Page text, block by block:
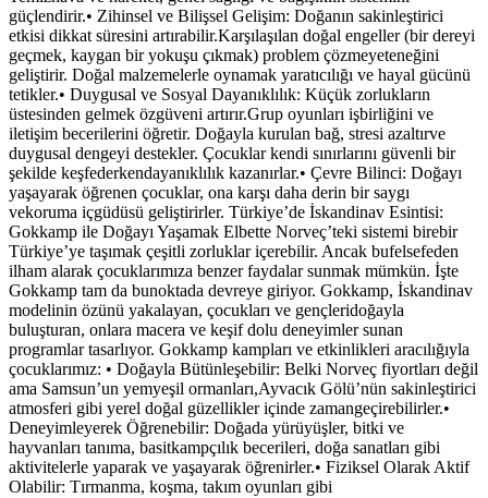
güçlendirir.• Zihinsel ve Bilişsel Gelişim: Doğanın sakinleştirici
etkisi dikkat süresini artırabilir.Karşılaşılan doğal engeller (bir dereyi
geçmek, kaygan bir yokuşu çıkmak) problem çözmeyeteneğini
geliştirir. Doğal malzemelerle oynamak yaratıcılığı ve hayal gücünü
tetikler.• Duygusal ve Sosyal Dayanıklılık: Küçük zorlukların
üstesinden gelmek özgüveni artırır.Grup oyunları işbirliğini ve
iletişim becerilerini öğretir. Doğayla kurulan bağ, stresi azaltırve
duygusal dengeyi destekler. Çocuklar kendi sınırlarını güvenli bir
şekilde keşfederkendayanıklılık kazanırlar.• Çevre Bilinci: Doğayı
yaşayarak öğrenen çocuklar, ona karşı daha derin bir saygı
vekoruma içgüdüsü geliştirirler. Türkiye’de İskandinav Esintisi:
Gokkamp ile Doğayı Yaşamak Elbette Norveç’teki sistemi birebir
Türkiye’ye taşımak çeşitli zorluklar içerebilir. Ancak bufelsefeden
ilham alarak çocuklarımıza benzer faydalar sunmak mümkün. İşte
Gokkamp tam da bunoktada devreye giriyor. Gokkamp, İskandinav
modelinin özünü yakalayan, çocukları ve gençleridoğayla
buluşturan, onlara macera ve keşif dolu deneyimler sunan
programlar tasarlıyor. Gokkamp kampları ve etkinlikleri aracılığıyla
çocuklarımız: • Doğayla Bütünleşebilir: Belki Norveç fiyortları değil
ama Samsun’un yemyeşil ormanları,Ayvacık Gölü’nün sakinleştirici
atmosferi gibi yerel doğal güzellikler içinde zamangeçirebilirler.•
Deneyimleyerek Öğrenebilir: Doğada yürüyüşler, bitki ve
hayvanları tanıma, basitkampçılık becerileri, doğa sanatları gibi
aktivitelerle yaparak ve yaşayarak öğrenirler.• Fiziksel Olarak Aktif
Olabilir: Tırmanma, koşma, takım oyunları gibi